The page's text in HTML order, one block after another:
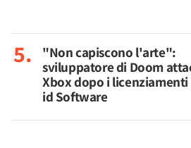
"Non capiscono l'arte":
sviluppatore di Doom
Xbox dopo i licenziamenti
id Software